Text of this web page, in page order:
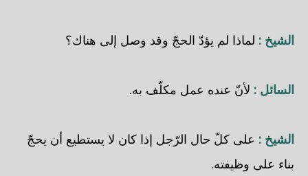
الشيخ : لماذا لم يؤدّ الحجّ وقد وصل إلى هناك؟
السائل : لأنّ عنده عمل مكلّف به.
الشيخ : على كلّ حال الرّجل إذا كان لا يستطيع أن يحجّ
بناء على وظيفته.